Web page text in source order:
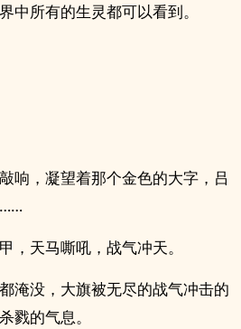
中所有的生灵都可以看到。
响，凝望着那个金色的大字，吕
……
，天马嘶吼，战气冲天。
淹没，大旗被无尽的战气冲击的
戮的气息。